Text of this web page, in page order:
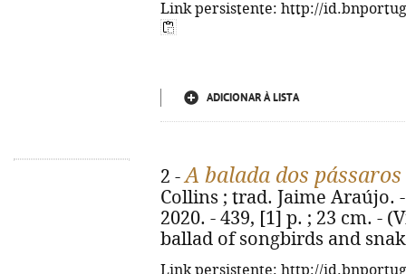
Link persistente: http://
ADICIONAR À LISTA
2 -A balada dos pássaros
Collins ; trad. Jaime Araújo.
2020. - 439, [1] p. ; 23 cm. -
ballad of songbirds and
Link persistente: http://